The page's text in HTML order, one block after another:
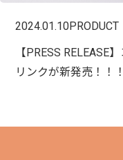
2024.01.10PRODUCT
【PRESS
リンクが新発売！！